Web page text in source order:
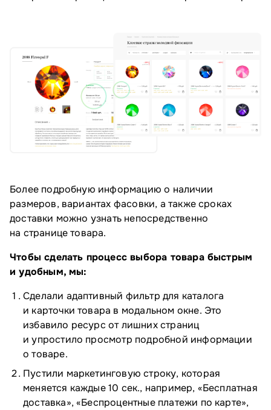
Более подробную информацию о наличии
размеров, вариантах фасовки, а также сроках
доставки можно узнать непосредственно
на странице товара.
Чтобы сделать процесс выбора товара быстрым
и удобным, мы:
Сделали адаптивный фильтр для каталога
и карточки товара в модальном окне. Это
избавило ресурс от лишних страниц
и упростило просмотр подробной информации
о товаре.
Пустили маркетинговую строку, которая
меняется каждые 10 сек., например, «Бесплатная
доставка», «Беспроцентные платежи по карте»,